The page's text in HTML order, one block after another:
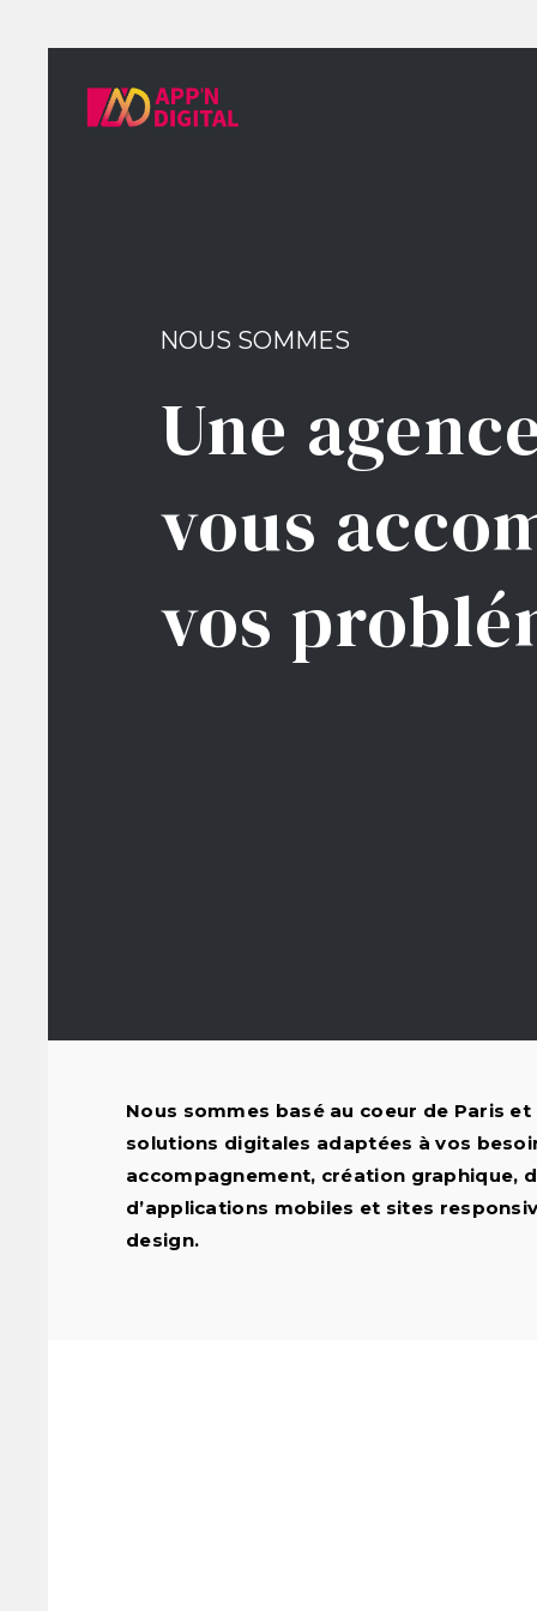
NOUS SOMMES
Une
vous
vos
Nous sommes basé au coeur de Paris
solutions digitales adaptées à vos
accompagnement, création graphique,
d’applications mobiles et sites
design.